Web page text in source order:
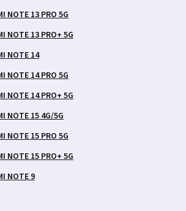
NOTE 13 PRO 5G
NOTE 13 PRO+ 5G
NOTE 14
NOTE 14 PRO 5G
NOTE 14 PRO+ 5G
NOTE 15 4G/5G
NOTE 15 PRO 5G
NOTE 15 PRO+ 5G
NOTE 9